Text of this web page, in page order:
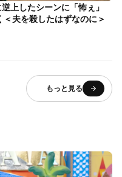
上したシーンに「怖ぇ」
＜夫を殺したはずなのに＞
もっと見る